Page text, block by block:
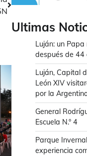
Ultimas
Luján: un
después de 44
Luján, Capital
León XIV
por la
General
Escuela N.° 4
Parque
experiencia